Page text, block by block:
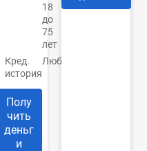
18
до
75
лет
Кред.
история
Любая
Полу
чить
деньг
и